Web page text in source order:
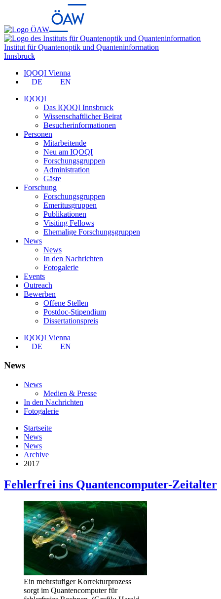
Institut für Quantenoptik und Quanteninformation
Innsbruck
IQOQI Vienna
DE
EN
IQOQI
Das IQOQI Innsbruck
Wissenschaftlicher Beirat
Besucherinformationen
Personen
Mitarbeitende
Neu am IQOQI
Forschungsgruppen
Administration
Gäste
Forschung
Forschungsgruppen
Emeritusgruppen
Publikationen
Visiting Fellows
Ehemalige Forschungsgruppen
News
News
In den Nachrichten
Fotogalerie
Events
Outreach
Bewerben
Offene Stellen
Postdoc-Stipendium
Dissertationspreis
IQOQI Vienna
DE
EN
News
News
Medien & Presse
In den Nachrichten
Fotogalerie
Startseite
News
News
Archive
2017
Fehlerfrei ins Quantencomputer-Zeitalter
Ein mehrstufiger Korrekturprozess
sorgt im Quantencomputer für